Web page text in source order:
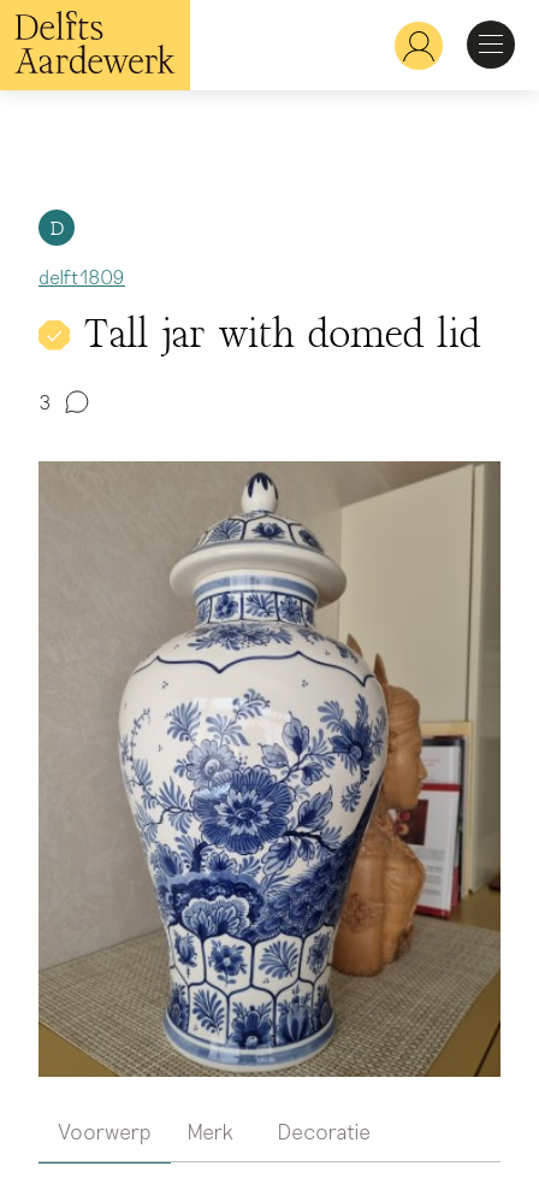
Overslaan
en
naar
de
Hoofdnavigatie
Herkennen
Bekijken
D
delft1809
Tall jar with domed lid
3
Voorwerp Merk Decoratie